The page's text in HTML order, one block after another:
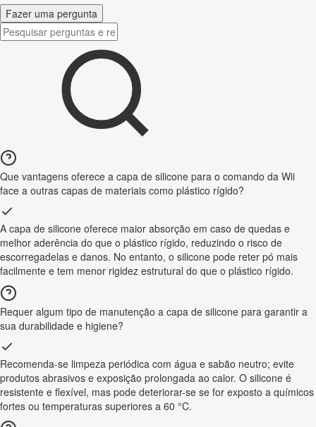
Fazer uma pergunta
Que vantagens oferece a capa de silicone para o comando da Wii
face a outras capas de materiais como plástico rígido?
A capa de silicone oferece maior absorção em caso de quedas e
melhor aderência do que o plástico rígido, reduzindo o risco de
escorregadelas e danos. No entanto, o silicone pode reter pó mais
facilmente e tem menor rigidez estrutural do que o plástico rígido.
Requer algum tipo de manutenção a capa de silicone para garantir a
sua durabilidade e higiene?
Recomenda-se limpeza periódica com água e sabão neutro; evite
produtos abrasivos e exposição prolongada ao calor. O silicone é
resistente e flexível, mas pode deteriorar-se se for exposto a químicos
fortes ou temperaturas superiores a 60 °C.